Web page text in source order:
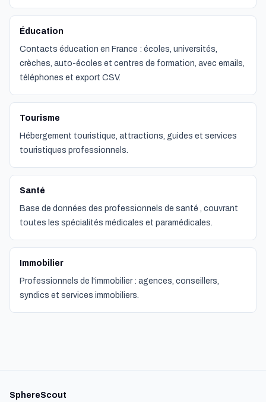
Éducation
Contacts éducation en France : écoles, universités,
crèches, auto-écoles et centres de formation, avec emails,
téléphones et export CSV.
Tourisme
Hébergement touristique, attractions, guides et services
touristiques professionnels.
Santé
Base de données des professionnels de santé , couvrant
toutes les spécialités médicales et paramédicales.
Immobilier
Professionnels de l'immobilier : agences, conseillers,
syndics et services immobiliers.
SphereScout